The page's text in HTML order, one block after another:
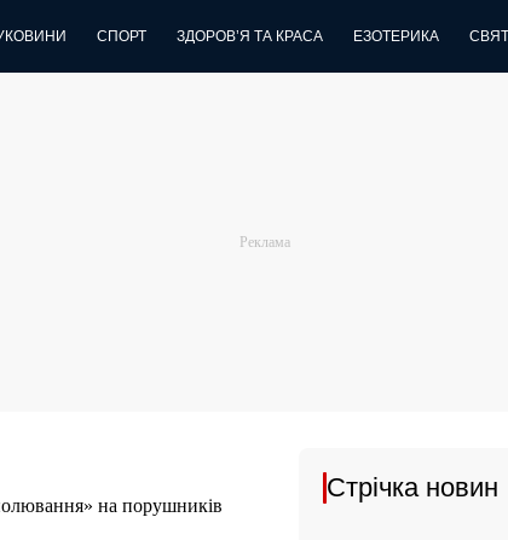
СПОРТ ЗДОРОВ’Я ТА КРАСА ЕЗОТЕРИКА
на порушників
Стрічка новин